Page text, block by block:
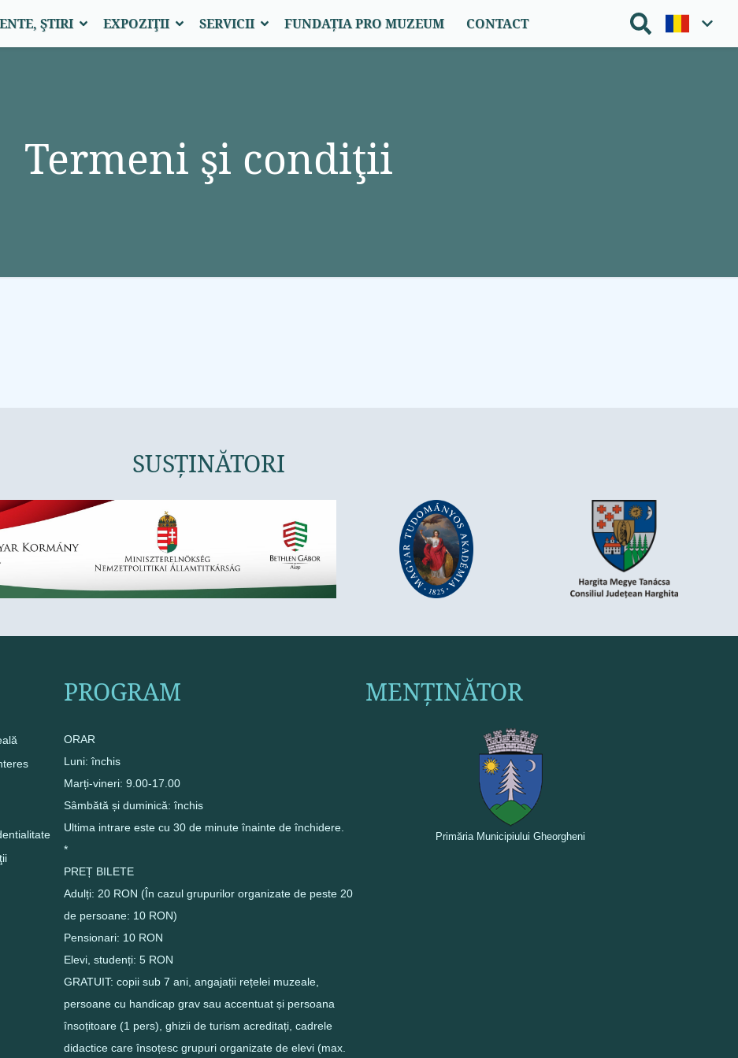
ŞTIRI EXPOZIŢII SERVICII FUNDAȚIA PRO MUZEUM CONTACT
Termeni şi condiţii
SUSȚINĂTORI
PROGRAM
ORAR
Luni: închis
Marți-vineri: 9.00-17.00
Sâmbătă și duminică: închis
Ultima intrare este cu 30 de minute înainte de închidere.
*
PREȚ BILETE
Adulți: 20 RON (În cazul grupurilor organizate de peste 20
de persoane: 10 RON)
Pensionari: 10 RON
Elevi, studenți: 5 RON
GRATUIT: copii sub 7 ani, angajații rețelei muzeale,
persoane cu handicap grav sau accentuat și persoana
însoțitoare (1 pers), ghizii de turism acreditați, cadrele
didactice care însoțesc grupuri organizate de elevi (max.
MENȚINĂTOR
Primăria Municipiului Gheorgheni